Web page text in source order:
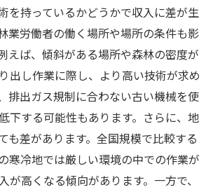
を持っているかどうかで収入に差が生
業労働者の働く場所や場所の条件も影
えば、傾斜がある場所や森林の密度が
出し作業に際し、より高い技術が求め
排出ガス規制に合わない古い機械を使
下する可能性もあります。さらに、地
も差があります。全国規模で比較する
寒冷地では厳しい環境の中での作業が
が高くなる傾向があります。一方で、